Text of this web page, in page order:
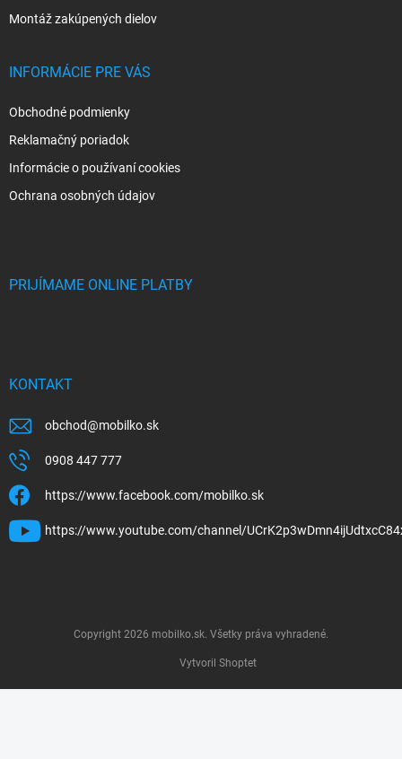
Montáž zakúpených dielov
INFORMÁCIE PRE VÁS
Obchodné podmienky
Reklamačný poriadok
Informácie o používaní cookies
Ochrana osobných údajov
PRIJÍMAME ONLINE PLATBY
KONTAKT
obchod@mobilko.sk
0908 447 777
https://www.facebook.com/mobilko.sk
https://www.youtube.com/channel/
Vytvoril Shoptet
Copyright 2026 mobilko.sk. Všetky práva vyhradené.